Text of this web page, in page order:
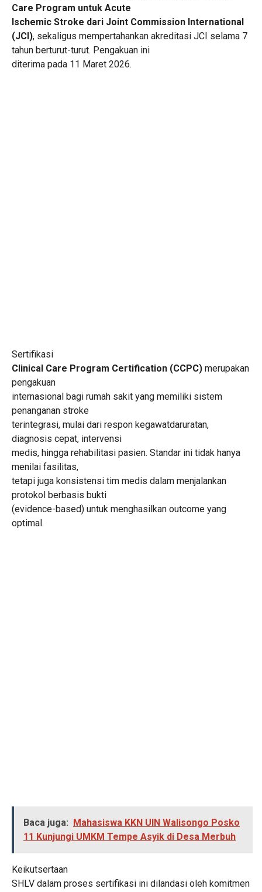
Care Program untuk Acute
Ischemic Stroke dari Joint Commission International
(JCI), sekaligus mempertahankan akreditasi JCI selama 7
tahun berturut-turut. Pengakuan ini
diterima pada 11 Maret 2026.
Sertifikasi
Clinical Care Program Certification (CCPC) merupakan
pengakuan
internasional bagi rumah sakit yang memiliki sistem
penanganan stroke
terintegrasi, mulai dari respon kegawatdaruratan,
diagnosis cepat, intervensi
medis, hingga rehabilitasi pasien. Standar ini tidak hanya
menilai fasilitas,
tetapi juga konsistensi tim medis dalam menjalankan
protokol berbasis bukti
(evidence-based) untuk menghasilkan outcome yang
optimal.
Baca juga: Mahasiswa KKN UIN Walisongo Posko
11 Kunjungi UMKM Tempe Asyik di Desa Merbuh
Keikutsertaan
SHLV dalam proses sertifikasi ini dilandasi oleh komitmen